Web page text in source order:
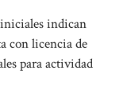
indican
con licencia de
para actividad